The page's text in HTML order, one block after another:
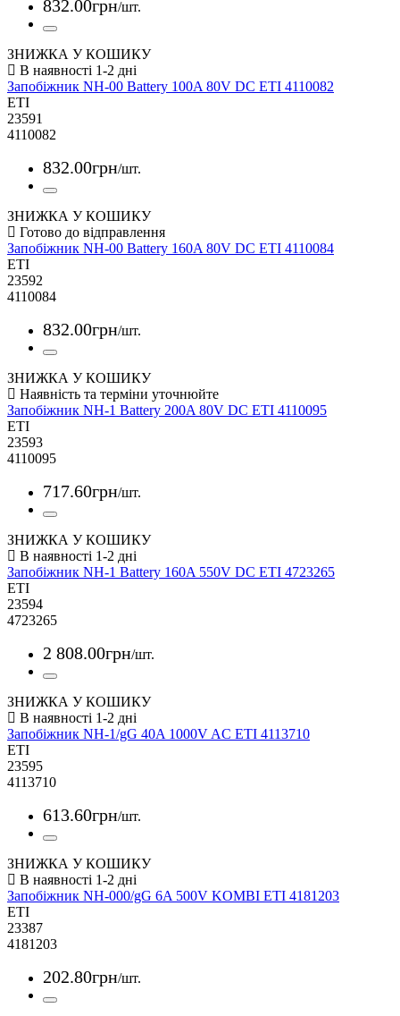
832.00грн/шт.
ЗНИЖКА У КОШИКУ
Запобіжник NH-00 Battery 100A 80V DC ETI 4110082
ETI
23591
4110082
832.00грн/шт.
ЗНИЖКА У КОШИКУ
Запобіжник NH-00 Battery 160A 80V DC ETI 4110084
ETI
23592
4110084
832.00грн/шт.
ЗНИЖКА У КОШИКУ
Запобіжник NH-1 Battery 200A 80V DC ETI 4110095
ETI
23593
4110095
717.60грн/шт.
ЗНИЖКА У КОШИКУ
Запобіжник NH-1 Battery 160A 550V DC ETI 4723265
ETI
23594
4723265
2 808.00грн/шт.
ЗНИЖКА У КОШИКУ
Запобіжник NH-1/gG 40A 1000V AC ETI 4113710
ETI
23595
4113710
613.60грн/шт.
ЗНИЖКА У КОШИКУ
Запобіжник NH-000/gG 6A 500V KOMBI ETI 4181203
ETI
23387
4181203
202.80грн/шт.